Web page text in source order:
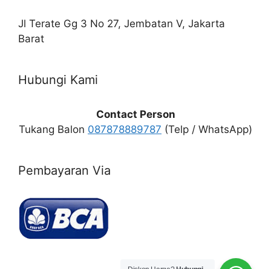
Jl Terate Gg 3 No 27, Jembatan V, Jakarta
Barat
Hubungi Kami
Contact Person
Tukang Balon 087878889787 (Telp / WhatsApp)
Pembayaran Via